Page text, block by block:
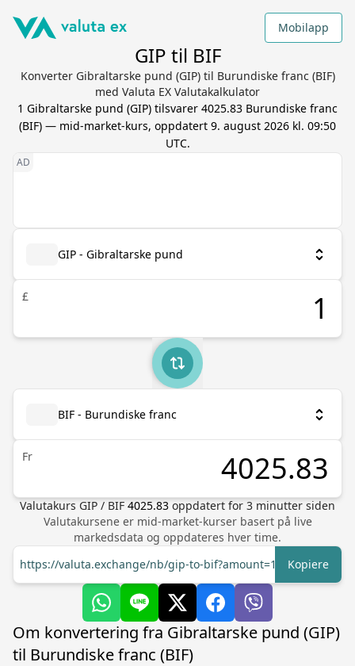
Mobilapp
GIP til BIF
Konverter Gibraltarske pund (GIP) til Burundiske franc (BIF)
med Valuta EX Valutakalkulator
1 Gibraltarske pund (GIP) tilsvarer 4025.83 Burundiske franc
(BIF) — mid-market-kurs, oppdatert 9. august 2026 kl. 09:50
UTC.
GIP - Gibraltarske pund
£
BIF - Burundiske franc
Fr
Valutakurs GIP / BIF 4025.83 oppdatert for 3 minutter siden
Valutakursene er mid-market-kurser basert på live
markedsdata og oppdateres hver time.
https://valuta.exchange/nb/gip-to-bif?amount=1
Kopiere
Om konvertering fra Gibraltarske pund (GIP)
til Burundiske franc (BIF)